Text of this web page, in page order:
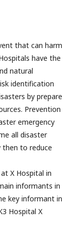
that can harm
have the
natural
identification
by prepare
Prevention
emergency
all disaster
then to reduce
X Hospital in
informants in
key informant in
Hospital X